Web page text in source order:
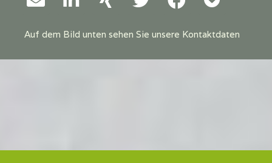
Auf dem Bild unten sehen Sie unsere Kontaktdaten